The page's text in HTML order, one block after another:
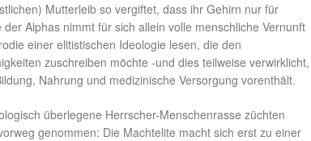
Mutterleib so vergiftet, dass ihr Gehirn nur für
Alphas nimmt für sich allein volle menschliche Vernunft
einer elitistischen Ideologie lesen, die den
zuschreiben möchte -und dies teilweise verwirklicht,
Nahrung und medizinische Versorgung vorenthält.
überlegene Herrscher-Menschenrasse züchten
genommen: Die Machtelite macht sich erst zu einer